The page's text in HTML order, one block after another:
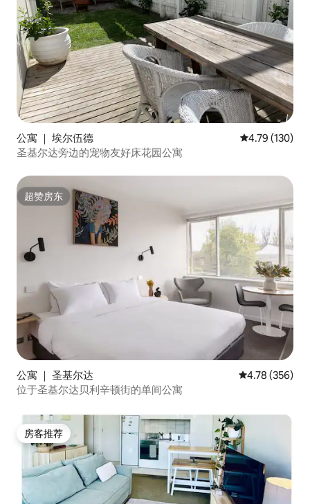
公寓 ｜ 埃尔伍德 平均评分 4.79
4.79 (130)
圣基尔达旁边的宠物友好床花园公寓
超赞房东
超赞房东
公寓 ｜ 圣基尔达 平均评分 4.78
4.78 (356)
位于圣基尔达贝利辛顿街的单间公寓
房客推荐
房客推荐